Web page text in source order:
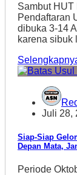
Sambut HUT
Pendaftaran
dibuka 3-14
karena sibuk
Juli 28,
Siap-Siap
Depan Mata,
Periode